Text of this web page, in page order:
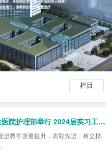
栏目
阜阳民生医院护理部举行 2024届实习工作总结表彰会
进教学质量提升，表彰先进，树立榜